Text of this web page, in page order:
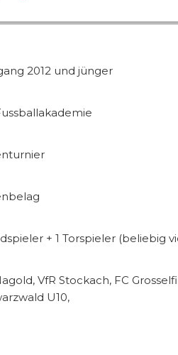
2012 und jünger
+ 1 Torspieler (beliebig
VfR Stockach, FC
U10,